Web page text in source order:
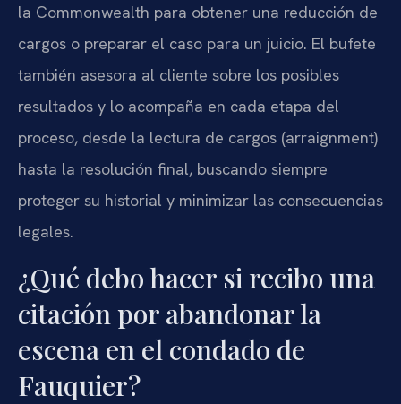
la Commonwealth para obtener una reducción de
cargos o preparar el caso para un juicio. El bufete
también asesora al cliente sobre los posibles
resultados y lo acompaña en cada etapa del
proceso, desde la lectura de cargos (arraignment)
hasta la resolución final, buscando siempre
proteger su historial y minimizar las consecuencias
legales.
¿Qué debo hacer si recibo una
citación por abandonar la
escena en el condado de
Fauquier?